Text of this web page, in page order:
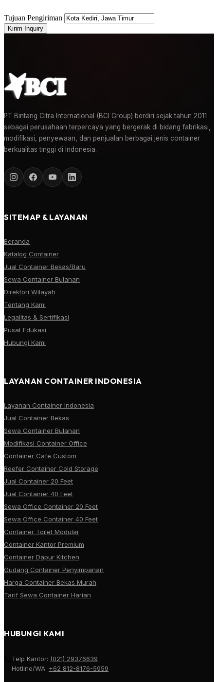
Tujuan Pengiriman
Kirim Inquiry
PT Bintang Citra International (BCI Group) berdiri sejak tahun 2011
sebagai perusahaan terpercaya yang bergerak di bidang fabrikasi,
modifikasi, penyewaan, dan penjualan berbagai jenis container
berkualitas tinggi di Indonesia.
SITEMAP & LAYANAN
Beranda
Katalog Container
Jual Container Bekas/Baru
Sewa Container Bulanan
Direktori Wilayah
Tentang Kami
Legalitas & Sertifikasi
Pusat Edukasi
Hubungi Kami
LAYANAN CONTAINER INDONESIA
Layanan Container Indonesia
Jual Container Bekas
Sewa Container Bulanan
Modifikasi Container Office
Container Cafe Custom
Reefer Container Cold Storage
Jual Container 20 Feet
Jual Container 40 Feet
Sewa Office Container 20 Feet
Sewa Office Container 40 Feet
Container Toilet Modular
Container Kantor Premium
Container Dapur Kitchen
Gudang Container Penyimpanan
Harga Container Bekas Murah
Tarif Sewa Container Harian
HUBUNGI KAMI
Telp Kantor: (021) 29376639
Hotline/WA: +62 812-8176-5959